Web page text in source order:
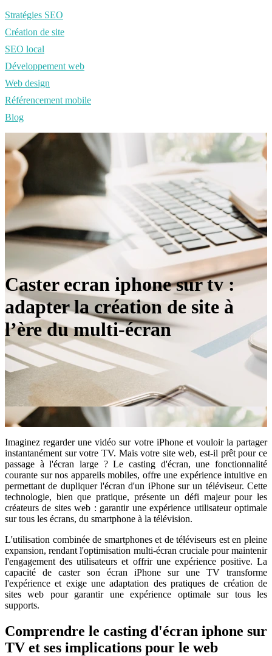
Stratégies SEO
Création de site
SEO local
Développement web
Web design
Référencement mobile
Blog
Caster ecran iphone sur tv :
adapter la création de site à
l’ère du multi-écran
Imaginez regarder une vidéo sur votre iPhone et vouloir la partager
instantanément sur votre TV. Mais votre site web, est-il prêt pour ce
passage à l'écran large ? Le casting d'écran, une fonctionnalité
courante sur nos appareils mobiles, offre une expérience intuitive en
permettant de dupliquer l'écran d'un iPhone sur un téléviseur. Cette
technologie, bien que pratique, présente un défi majeur pour les
créateurs de sites web : garantir une expérience utilisateur optimale
sur tous les écrans, du smartphone à la télévision.
L'utilisation combinée de smartphones et de téléviseurs est en pleine
expansion, rendant l'optimisation multi-écran cruciale pour maintenir
l'engagement des utilisateurs et offrir une expérience positive. La
capacité de caster son écran iPhone sur une TV transforme
l'expérience et exige une adaptation des pratiques de création de
sites web pour garantir une expérience optimale sur tous les
supports.
Comprendre le casting d'écran iphone sur
TV et ses implications pour le web